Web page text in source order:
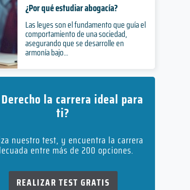
¿Por qué estudiar abogacía?
Las leyes son el fundamento que guía el
comportamiento de una sociedad,
asegurando que se desarrolle en
armonía bajo...
Derecho la carrera ideal para
ti?
nuestro test, y encuentra la carrera
entre más de 200 opciones.
REALIZAR TEST GRATIS